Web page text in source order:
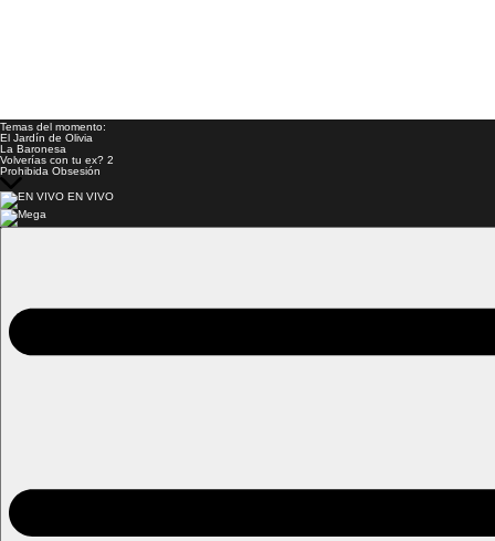
Temas del momento:
El Jardín de Olivia
La Baronesa
Volverías con tu ex? 2
Prohibida Obsesión
EN VIVO